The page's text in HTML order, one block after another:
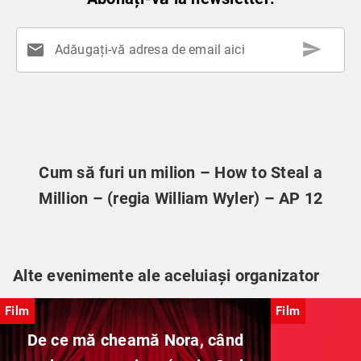
mail Adăugați-vă adresa de email aici send
Cum să furi un milion – How to Steal a
Million – (regia William Wyler) – AP 12
Alte evenimente ale aceluiași organizator
Film
De ce mă cheamă Nora, când
Film